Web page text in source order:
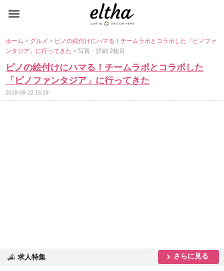
ホーム> グルメ> ピノの絵付けにハマる！チームラボとコラボした「ピノファ
ンタジア」に行ってきた> 写真・詳細 2枚目
ピノの絵付けにハマる！チームラボとコラボした
「ピノファンタジア」に行ってきた
2018-08-22 15:19
求人特集 さらに見る